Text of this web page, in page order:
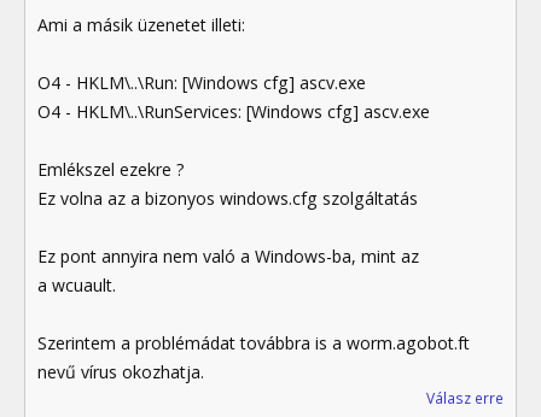
Ami a másik üzenetet illeti:
O4 - HKLM\..\Run: [Windows cfg] ascv.exe
O4 - HKLM\..\RunServices: [Windows cfg] ascv.exe
Emlékszel ezekre ?
Ez volna az a bizonyos windows.cfg szolgáltatás
Ez pont annyira nem való a Windows-ba, mint az
a wcuault.
Szerintem a problémádat továbbra is a worm.agobot.ft
nevű vírus okozhatja.
Válasz erre